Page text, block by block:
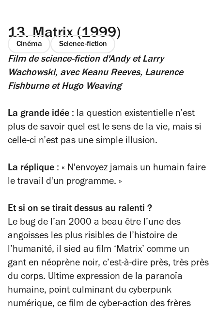
13. Matrix (1999)
Cinéma Science-fiction
Film de science-fiction d'Andy et Larry
Wachowski, avec Keanu Reeves, Laurence
Fishburne et Hugo Weaving
La grande idée : la question existentielle n’est
plus de savoir quel est le sens de la vie, mais si
celle-ci n’est pas une simple illusion.
La réplique : « N'envoyez jamais un humain faire
le travail d'un programme. »
Et si on se tirait dessus au ralenti ?
Le bug de l’an 2000 a beau être l’une des
angoisses les plus risibles de l’histoire de
l’humanité, il sied au film ‘Matrix’ comme un
gant en néoprène noir, c’est-à-dire près, très près
du corps. Ultime expression de la paranoïa
humaine, point culminant du cyberpunk
numérique, ce film de cyber-action des frères